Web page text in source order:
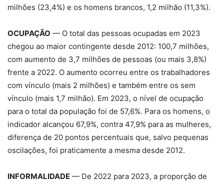
milhões (23,4%) e os homens brancos, 1,2 milhão (11,3%).
OCUPAÇÃO — O total das pessoas ocupadas em 2023
chegou ao maior contingente desde 2012: 100,7 milhões,
com aumento de 3,7 milhões de pessoas (ou mais 3,8%)
frente a 2022. O aumento ocorreu entre os trabalhadores
com vínculo (mais 2 milhões) e também entre os sem
vínculo (mais 1,7 milhão). Em 2023, o nível de ocupação
para o total da população foi de 57,6%. Para os homens, o
indicador alcançou 67,9%, contra 47,9% para as mulheres,
diferença de 20 pontos percentuais que, salvo pequenas
oscilações, foi praticamente a mesma desde 2012.
INFORMALIDADE — De 2022 para 2023, a proporção de